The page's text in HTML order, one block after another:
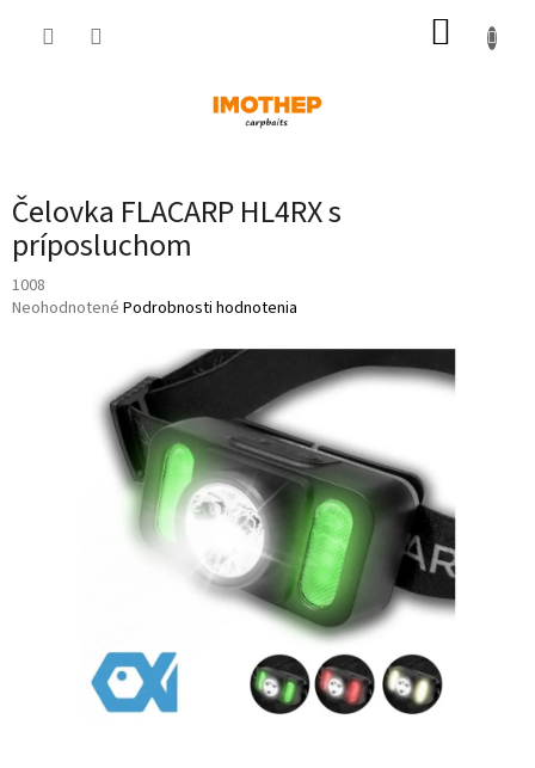
Čelovka FLACARP HL4RX s
príposluchom
1008
Priemerné
Neohodnotené Podrobnosti hodnotenia